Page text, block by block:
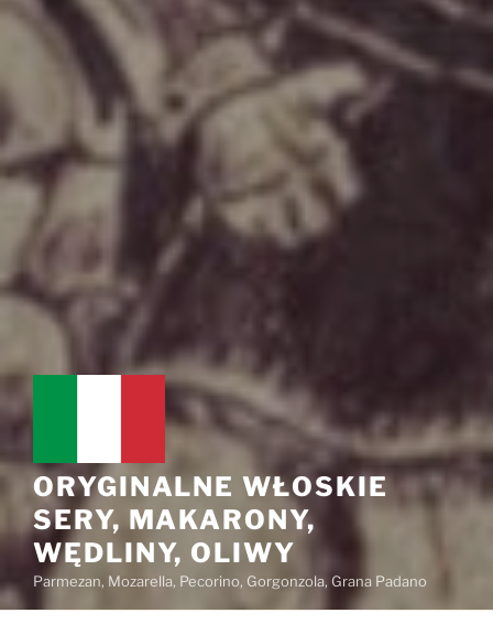
ORYGINALNE WŁOSKIE
SERY, MAKARONY,
WĘDLINY, OLIWY
Parmezan, Mozarella, Pecorino, Gorgonzola, Grana Padano